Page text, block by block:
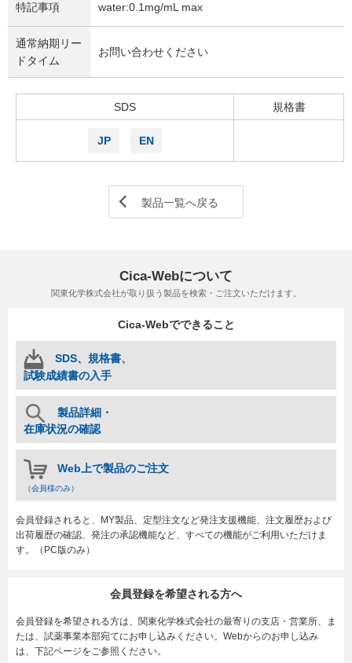
特記事項 water:0.1mg/mL max
通常納期リー
ドタイム
お問い合わせください
SDS 規格書
JP EN
製品一覧へ戻る
Cica-Webについて
関東化学株式会社が取り扱う製品を検索・ご注文いただけます。
Cica-Webでできること
SDS、規格書、
試験成績書の入手
製品詳細・
在庫状況の確認
Web上で製品のご注文
（会員様のみ）
会員登録されると、MY製品、定型注文など発注支援機能、注文履歴および
出荷履歴の確認、発注の承認機能など、すべての機能がご利用いただけま
す。（PC版のみ）
会員登録を希望される方へ
会員登録を希望される方は、関東化学株式会社の最寄りの支店・営業所、ま
たは、試薬事業本部宛てにお申し込みください。Webからのお申し込み
は、下記ページをご参照ください。